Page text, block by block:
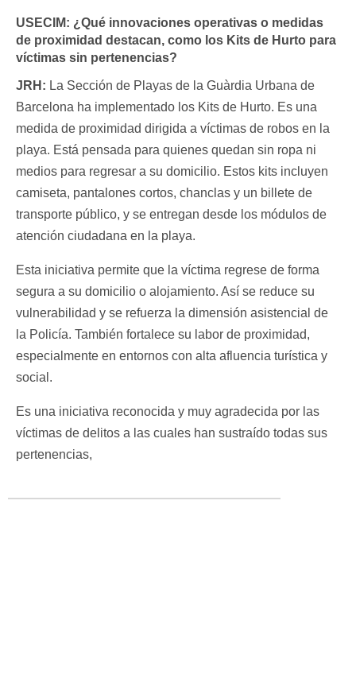
USECIM: ¿Qué innovaciones operativas o medidas
de proximidad destacan, como los Kits de Hurto para
víctimas sin pertenencias?
JRH: La Sección de Playas de la Guàrdia Urbana de
Barcelona ha implementado los Kits de Hurto. Es una
medida de proximidad dirigida a víctimas de robos en la
playa. Está pensada para quienes quedan sin ropa ni
medios para regresar a su domicilio. Estos kits incluyen
camiseta, pantalones cortos, chanclas y un billete de
transporte público, y se entregan desde los módulos de
atención ciudadana en la playa.
Esta iniciativa permite que la víctima regrese de forma
segura a su domicilio o alojamiento. Así se reduce su
vulnerabilidad y se refuerza la dimensión asistencial de
la Policía. También fortalece su labor de proximidad,
especialmente en entornos con alta afluencia turística y
social.
Es una iniciativa reconocida y muy agradecida por las
víctimas de delitos a las cuales han sustraído todas sus
pertenencias,